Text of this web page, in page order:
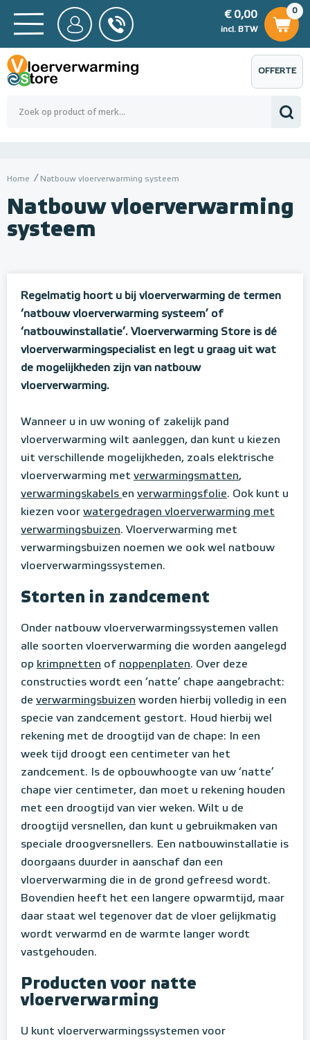
BTW
0,00
0
€ 0,00
incl. BTW
€ 0,00
OFFERTE
AANVRAGEN
Home Natbouw vloerverwarming systeem
Natbouw vloerverwarming
systeem
Regelmatig hoort u bij vloerverwarming de termen
‘natbouw vloerverwarming systeem’ of
‘natbouwinstallatie’. Vloerverwarming Store is dé
vloerverwarmingspecialist en legt u graag uit wat
de mogelijkheden zijn van natbouw
vloerverwarming.
Wanneer u in uw woning of zakelijk pand
vloerverwarming wilt aanleggen, dan kunt u kiezen
uit verschillende mogelijkheden, zoals elektrische
vloerverwarming met verwarmingsmatten,
verwarmingskabels en verwarmingsfolie. Ook kunt u
kiezen voor watergedragen vloerverwarming met
verwarmingsbuizen. Vloerverwarming met
verwarmingsbuizen noemen we ook wel natbouw
vloerverwarmingssystemen.
Storten in zandcement
Onder natbouw vloerverwarmingssystemen vallen
alle soorten vloerverwarming die worden aangelegd
op krimpnetten of noppenplaten. Over deze
constructies wordt een ‘natte’ chape aangebracht:
de verwarmingsbuizen worden hierbij volledig in een
specie van zandcement gestort. Houd hierbij wel
rekening met de droogtijd van de chape: In een
week tijd droogt een centimeter van het
zandcement. Is de opbouwhoogte van uw ‘natte’
chape vier centimeter, dan moet u rekening houden
met een droogtijd van vier weken. Wilt u de
droogtijd versnellen, dan kunt u gebruikmaken van
speciale droogversnellers. Een natbouwinstallatie is
doorgaans duurder in aanschaf dan een
vloerverwarming die in de grond gefreesd wordt.
Bovendien heeft het een langere opwarmtijd, maar
daar staat wel tegenover dat de vloer gelijkmatig
wordt verwarmd en de warmte langer wordt
vastgehouden.
Producten voor natte
vloerverwarming
U kunt vloerverwarmingssystemen voor